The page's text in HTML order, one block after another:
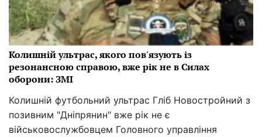
Колишній ультрас, якого пов'язують із
резонансною справою, вже рік не в Силах
оборони: ЗМІ
Колишній футбольний ультрас Гліб Новостройний з
позивним "Дніпрянин" вже рік не є
військовослужбовцем Головного управління